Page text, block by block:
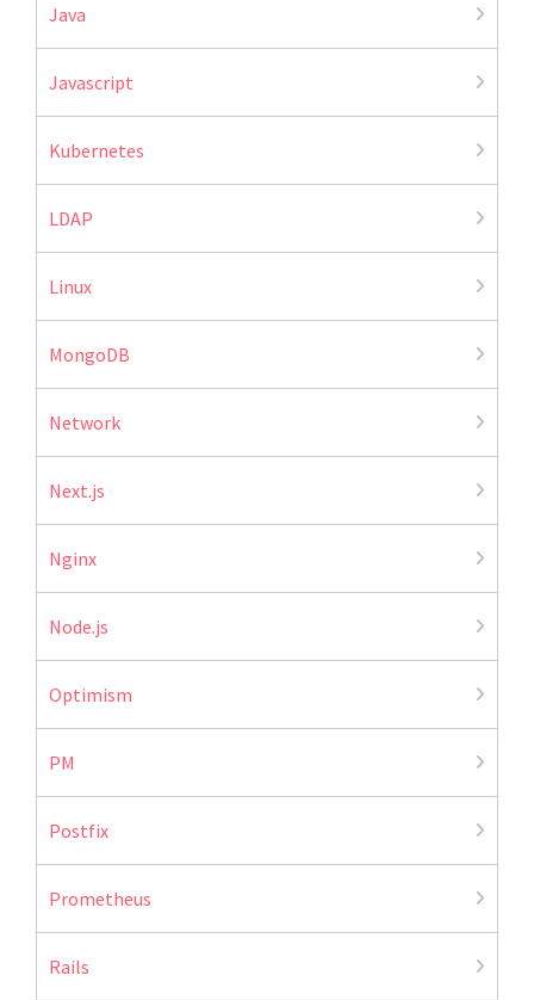
Java
Javascript
Kubernetes
LDAP
Linux
MongoDB
Network
Next.js
Nginx
Node.js
Optimism
PM
Postfix
Prometheus
Rails